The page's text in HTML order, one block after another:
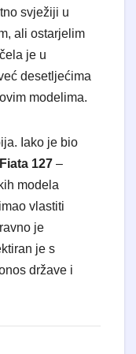
svježiji u
ali ostarjelim
je u
desetljećima
modelima.
Iako je bio
Fiata 127 –
modela
vlastiti
je
je s
države i